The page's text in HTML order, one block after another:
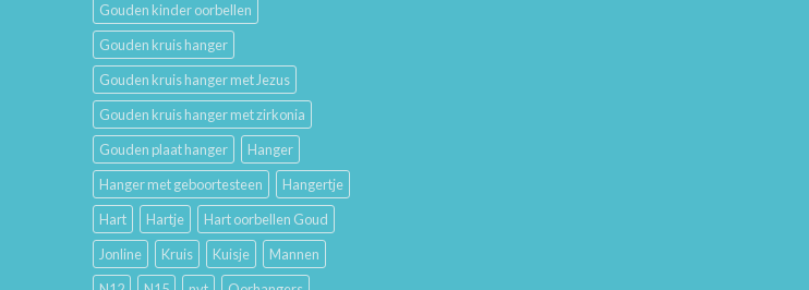
Gouden kinder oorbellen
Gouden kruis hanger
Gouden kruis hanger met Jezus
Gouden kruis hanger met zirkonia
Gouden plaat hanger
Hanger
Hanger met geboortesteen
Hangertje
Hart
Hartje
Hart oorbellen Goud
Jonline
Kruis Kuisje
Mannen